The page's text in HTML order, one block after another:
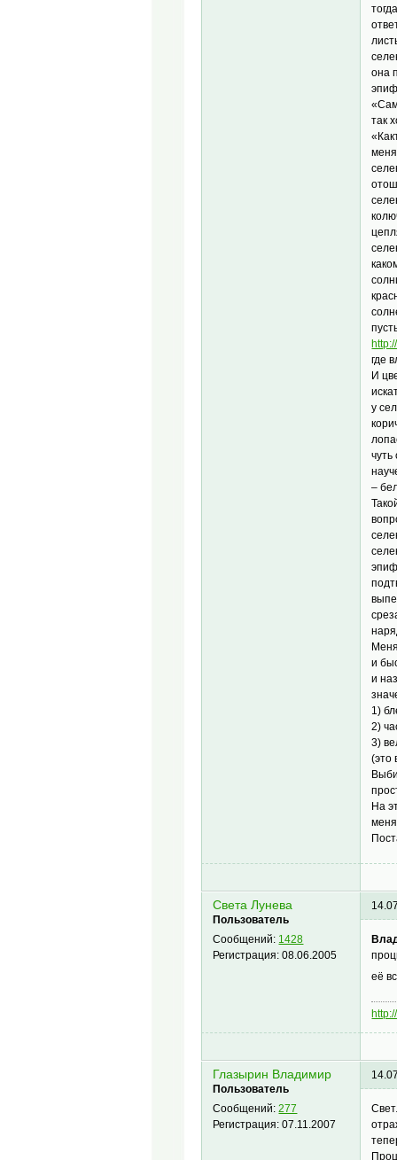
она
так
где
И
у
–
и
и
1)
2)
3)
(это
На
Света Лунева
Пользователь
Сообщений: 1428
Регистрация:08.06.2005
её
Глазырин Владимир
Пользователь
Сообщений:277
Регистрация:07.11.2007